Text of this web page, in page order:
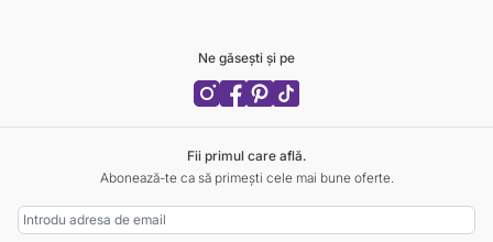
Ne găsești și pe
Fii primul care află.
Abonează-te ca să primești cele mai bune oferte.
Adresa Email